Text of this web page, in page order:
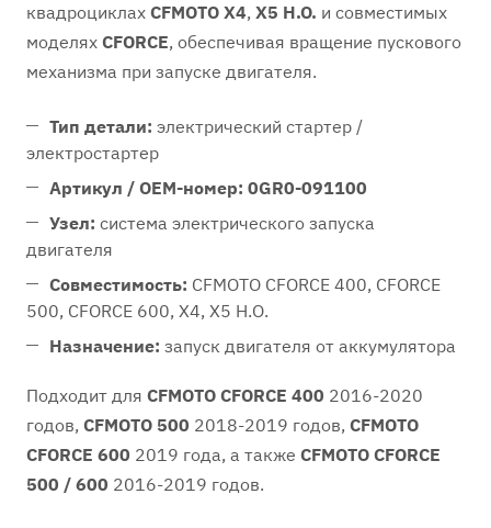
квадроциклах CFMOTO X4, X5 H.O. и совместимых
моделях CFORCE, обеспечивая вращение пускового
механизма при запуске двигателя.
Тип детали: электрический стартер /
электростартер
Артикул / OEM-номер: 0GR0-091100
Узел: система электрического запуска
двигателя
Совместимость: CFMOTO CFORCE 400, CFORCE
500, CFORCE 600, X4, X5 H.O.
Назначение: запуск двигателя от аккумулятора
Подходит для CFMOTO CFORCE 400 2016-2020
годов, CFMOTO 500 2018-2019 годов, CFMOTO
CFORCE 600 2019 года, а также CFMOTO CFORCE
500 / 600 2016-2019 годов.